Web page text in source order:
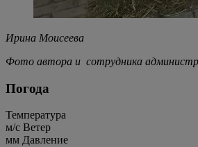
Ирина Моисеева
Фото автора и сотрудника
Погода
Температура
м/c Ветер
мм Давление